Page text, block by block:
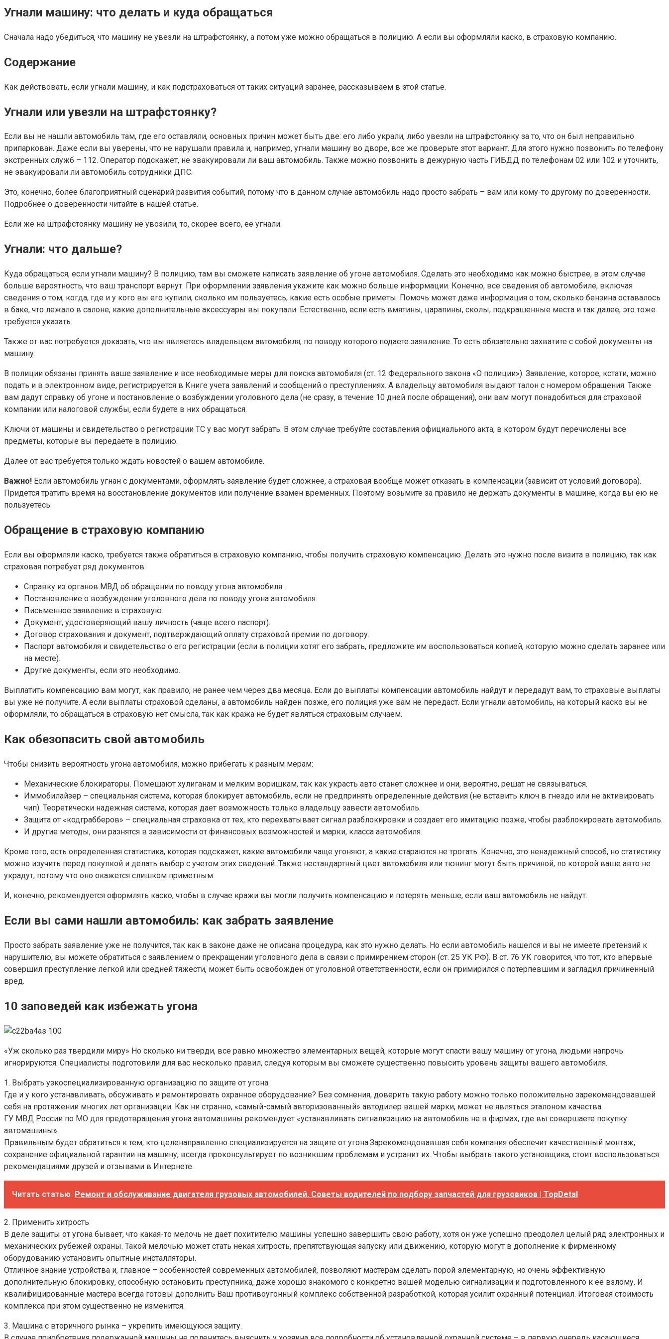
Угнали машину: что делать и куда обращаться
Сначала надо убедиться, что машину не увезли на штрафстоянку, а потом уже можно обращаться в полицию. А если вы оформляли каско, в страховую компанию.
Содержание
Как действовать, если угнали машину, и как подстраховаться от таких ситуаций заранее, рассказываем в этой статье.
Угнали или увезли на штрафстоянку?
Если вы не нашли автомобиль там, где его оставляли, основных причин может быть две: его либо украли, либо увезли на штрафстоянку за то, что он был неправильно
припаркован. Даже если вы уверены, что не нарушали правила и, например, угнали машину во дворе, все же проверьте этот вариант. Для этого нужно позвонить по телефону
экстренных служб – 112. Оператор подскажет, не эвакуировали ли ваш автомобиль. Также можно позвонить в дежурную часть ГИБДД по телефонам 02 или 102 и уточнить,
не эвакуировали ли автомобиль сотрудники ДПС.
Это, конечно, более благоприятный сценарий развития событий, потому что в данном случае автомобиль надо просто забрать – вам или кому-то другому по доверенности.
Подробнее о доверенности читайте в нашей статье.
Если же на штрафстоянку машину не увозили, то, скорее всего, ее угнали.
Угнали: что дальше?
Куда обращаться, если угнали машину? В полицию, там вы сможете написать заявление об угоне автомобиля. Сделать это необходимо как можно быстрее, в этом случае
больше вероятность, что ваш транспорт вернут. При оформлении заявления укажите как можно больше информации. Конечно, все сведения об автомобиле, включая
сведения о том, когда, где и у кого вы его купили, сколько им пользуетесь, какие есть особые приметы. Помочь может даже информация о том, сколько бензина оставалось
в баке, что лежало в салоне, какие дополнительные аксессуары вы покупали. Естественно, если есть вмятины, царапины, сколы, подкрашенные места и так далее, это тоже
требуется указать.
Также от вас потребуется доказать, что вы являетесь владельцем автомобиля, по поводу которого подаете заявление. То есть обязательно захватите с собой документы на
машину.
В полиции обязаны принять ваше заявление и все необходимые меры для поиска автомобиля (ст. 12 Федерального закона «О полиции»). Заявление, которое, кстати, можно
подать и в электронном виде, регистрируется в Книге учета заявлений и сообщений о преступлениях. А владельцу автомобиля выдают талон с номером обращения. Также
вам дадут справку об угоне и постановление о возбуждении уголовного дела (не сразу, в течение 10 дней после обращения), они вам могут понадобиться для страховой
компании или налоговой службы, если будете в них обращаться.
Ключи от машины и свидетельство о регистрации ТС у вас могут забрать. В этом случае требуйте составления официального акта, в котором будут перечислены все
предметы, которые вы передаете в полицию.
Далее от вас требуется только ждать новостей о вашем автомобиле.
Важно! Если автомобиль угнан с документами, оформлять заявление будет сложнее, а страховая вообще может отказать в компенсации (зависит от условий договора).
Придется тратить время на восстановление документов или получение взамен временных. Поэтому возьмите за правило не держать документы в машине, когда вы ею не
пользуетесь.
Обращение в страховую компанию
Если вы оформляли каско, требуется также обратиться в страховую компанию, чтобы получить страховую компенсацию. Делать это нужно после визита в полицию, так как
страховая потребует ряд документов:
Справку из органов МВД об обращении по поводу угона автомобиля.
Постановление о возбуждении уголовного дела по поводу угона автомобиля.
Письменное заявление в страховую.
Документ, удостоверяющий вашу личность (чаще всего паспорт).
Договор страхования и документ, подтверждающий оплату страховой премии по договору.
Паспорт автомобиля и свидетельство о его регистрации (если в полиции хотят его забрать, предложите им воспользоваться копией, которую можно сделать заранее или
на месте).
Другие документы, если это необходимо.
Выплатить компенсацию вам могут, как правило, не ранее чем через два месяца. Если до выплаты компенсации автомобиль найдут и передадут вам, то страховые выплаты
вы уже не получите. А если выплаты страховой сделаны, а автомобиль найден позже, его полиция уже вам не передаст. Если угнали автомобиль, на который каско вы не
оформляли, то обращаться в страховую нет смысла, так как кража не будет являться страховым случаем.
Как обезопасить свой автомобиль
Чтобы снизить вероятность угона автомобиля, можно прибегать к разным мерам:
Механические блокираторы. Помешают хулиганам и мелким воришкам, так как украсть авто станет сложнее и они, вероятно, решат не связываться.
Иммобилайзер – специальная система, которая блокирует автомобиль, если не предпринять определенные действия (не вставить ключ в гнездо или не активировать
чип). Теоретически надежная система, которая дает возможность только владельцу завести автомобиль.
Защита от «кодграбберов» – специальная страховка от тех, кто перехватывает сигнал разблокировки и создает его имитацию позже, чтобы разблокировать автомобиль.
И другие методы, они разнятся в зависимости от финансовых возможностей и марки, класса автомобиля.
Кроме того, есть определенная статистика, которая подскажет, какие автомобили чаще угоняют, а какие стараются не трогать. Конечно, это ненадежный способ, но статистику
можно изучить перед покупкой и делать выбор с учетом этих сведений. Также нестандартный цвет автомобиля или тюнинг могут быть причиной, по которой ваше авто не
украдут, потому что оно окажется слишком приметным.
И, конечно, рекомендуется оформлять каско, чтобы в случае кражи вы могли получить компенсацию и потерять меньше, если ваш автомобиль не найдут.
Если вы сами нашли автомобиль: как забрать заявление
Просто забрать заявление уже не получится, так как в законе даже не описана процедура, как это нужно делать. Но если автомобиль нашелся и вы не имеете претензий к
нарушителю, вы можете обратиться с заявлением о прекращении уголовного дела в связи с примирением сторон (ст. 25 УК РФ). В ст. 76 УК говорится, что тот, кто впервые
совершил преступление легкой или средней тяжести, может быть освобожден от уголовной ответственности, если он примирился с потерпевшим и загладил причиненный
вред.
10 заповедей как избежать угона
«Уж сколько раз твердили миру» Но сколько ни тверди, все равно множество элементарных вещей, которые могут спасти вашу машину от угона, людьми напрочь
игнорируются. Специалисты подготовили для вас несколько правил, следуя которым вы сможете существенно повысить уровень защиты вашего автомобиля.
1. Выбрать узкоспециализированную организацию по защите от угона.
Где и у кого устанавливать, обсуживать и ремонтировать охранное оборудование? Без сомнения, доверить такую работу можно только положительно зарекомендовавшей
себя на протяжении многих лет организации. Как ни странно, «самый-самый авторизованный» автодилер вашей марки, может не являться эталоном качества.
ГУ МВД России по МО для предотвращения угона автомашины рекомендует «устанавливать сигнализацию на автомобиль не в фирмах, где вы совершаете покупку
автомашины».
Правильным будет обратиться к тем, кто целенаправленно специализируется на защите от угона.Зарекомендовавшая себя компания обеспечит качественный монтаж,
сохранение официальной гарантии на машину, всегда проконсультирует по возникшим проблемам и устранит их. Чтобы выбрать такого установщика, стоит воспользоваться
рекомендациями друзей и отзывами в Интернете.
Читать статью Ремонт и обслуживание двигателя грузовых автомобилей. Советы водителей по подбору запчастей для грузовиков | TopDetal
2. Применить хитрость
В деле защиты от угона бывает, что какая-то мелочь не дает похитителю машины успешно завершить свою работу, хотя он уже успешно преодолел целый ряд электронных и
механических рубежей охраны. Такой мелочью может стать некая хитрость, препятствующая запуску или движению, которую могут в дополнение к фирменному
оборудованию установить опытные инсталляторы.
Отличное знание устройства и, главное – особенностей современных автомобилей, позволяют мастерам сделать порой элементарную, но очень эффективную
дополнительную блокировку, способную остановить преступника, даже хорошо знакомого с конкретно вашей моделью сигнализации и подготовленного к её взлому. И
квалифицированные мастера всегда готовы дополнить Ваш противоугонный комплекс собственной разработкой, которая усилит охранный потенциал. Итоговая стоимость
комплекса при этом существенно не изменится.
3. Машина с вторичного рынка – укрепить имеющуюся защиту.